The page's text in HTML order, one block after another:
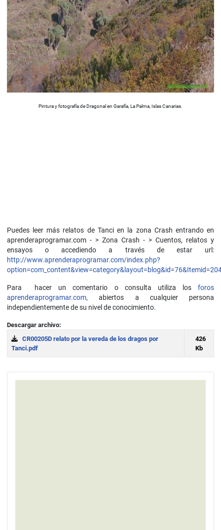
Pintura y fotografía de Dragonal en Garafía, La Palma, Islas Canarias.
Puedes leer más relatos de Tanci en la zona Crash entrando en
aprenderaprogramar.com - > Zona Crash - > Cuentos, relatos y
ensayos o accediendo a través de estar url:
http://www.aprenderaprogramar.com/index.php?
Para hacer un comentario o consulta utiliza losforos
aprenderaprogramar.com, abiertos a cualquier persona
independientemente de su nivel de conocimiento.
Descargar archivo:
CR00205D relato por la vereda de los dragos por
Tanci.pdf
426
Kb